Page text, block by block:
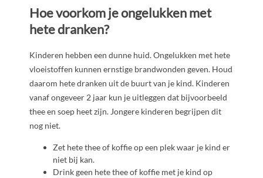
Hoe voorkom je ongelukken met
hete dranken?
Kinderen hebben een dunne huid. Ongelukken met hete
vloeistoffen kunnen ernstige brandwonden geven. Houd
daarom hete dranken uit de buurt van je kind. Kinderen
vanaf ongeveer 2 jaar kun je uitleggen dat bijvoorbeeld
thee en soep heet zijn. Jongere kinderen begrijpen dit
nog niet.
Zet hete thee of koffie op een plek waar je kind er
niet bij kan.
Drink geen hete thee of koffie met je kind op